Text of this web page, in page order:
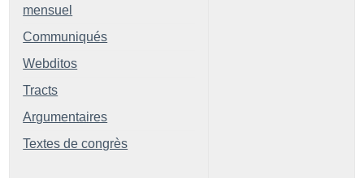
mensuel
Communiqués
Webditos
Tracts
Argumentaires
Textes de congrès